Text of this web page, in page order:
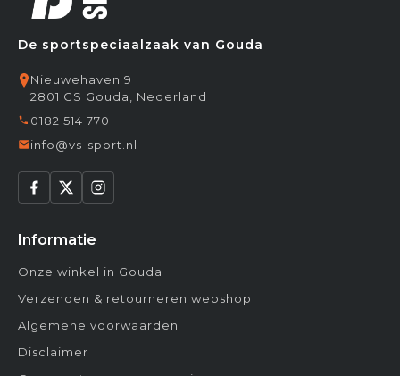
De sportspeciaalzaak van Gouda
Nieuwehaven 9
2801 CS Gouda, Nederland
0182 514 770
info@vs-sport.nl
Informatie
Onze winkel in Gouda
Verzenden & retourneren webshop
Algemene voorwaarden
Disclaimer